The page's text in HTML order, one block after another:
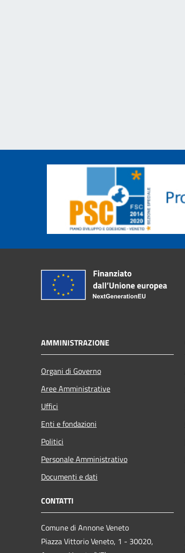
AMMINISTRAZIONE
Organi di Governo
Aree Amministrative
Uffici
Enti e fondazioni
Politici
Personale Amministrativo
Documenti e dati
CONTATTI
Comune di Annone Veneto
Piazza Vittorio Veneto, 1 - 30020,